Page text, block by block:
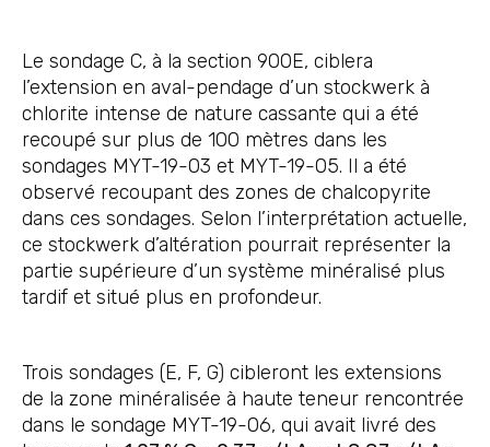
Le sondage C, à la section 900E, ciblera
l’extension en aval-pendage d’un stockwerk à
chlorite intense de nature cassante qui a été
recoupé sur plus de 100 mètres dans les
sondages MYT-19-03 et MYT-19-05. Il a été
observé recoupant des zones de chalcopyrite
dans ces sondages. Selon l’interprétation actuelle,
ce stockwerk d’altération pourrait représenter la
partie supérieure d’un système minéralisé plus
tardif et situé plus en profondeur.
Trois sondages (E, F, G) cibleront les extensions
de la zone minéralisée à haute teneur rencontrée
dans le sondage MYT-19-06, qui avait livré des